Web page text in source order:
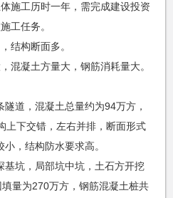
施工历时一年，需完成建设投资
工任务。
结构断面多。
混凝土方量大，钢筋消耗量大。
道，混凝土总量约为94万方，
上下交错，左右并排，断面形式
，结构防水要求高。
基坑，局部坑中坑，土石方开挖
量为270万方，钢筋混凝土桩共